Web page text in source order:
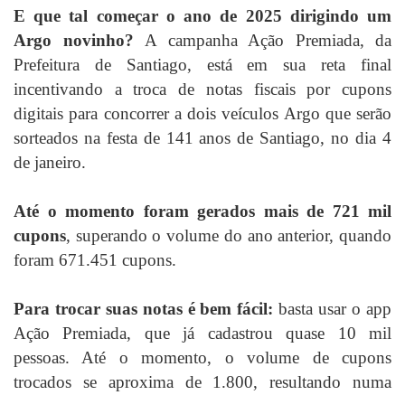
E que tal começar o ano de 2025 dirigindo um
Argo novinho? A campanha Ação Premiada, da
Prefeitura de Santiago, está em sua reta final
incentivando a troca de notas fiscais por cupons
digitais para concorrer a dois veículos Argo que serão
sorteados na festa de 141 anos de Santiago, no dia 4
de janeiro.
Até o momento foram gerados mais de 721 mil
cupons, superando o volume do ano anterior, quando
foram 671.451 cupons.
Para trocar suas notas é bem fácil: basta usar o app
Ação Premiada, que já cadastrou quase 10 mil
pessoas. Até o momento, o volume de cupons
trocados se aproxima de 1.800, resultando numa